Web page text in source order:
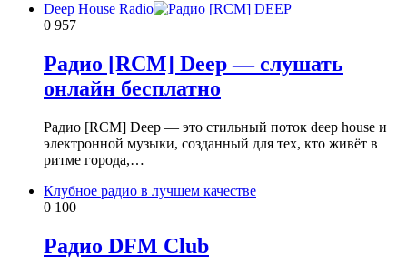
Deep House Radio
0 957
Радио [RCM] Deep — слушать
онлайн бесплатно
Радио [RCM] Deep — это стильный поток deep house и
электронной музыки, созданный для тех, кто живёт в
ритме города,…
Клубное радио в лучшем качестве
0 100
Радио DFM Club